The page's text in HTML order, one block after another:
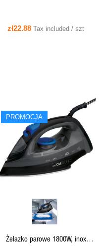
zł22.88 Tax included / szt
PROMOCJA
QUICK VIEW
Żelazko parowe 1800W, inox